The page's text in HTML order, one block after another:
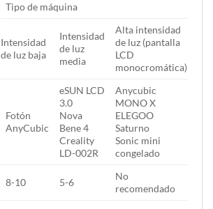
Tipo de máquina
Intensidad
de luz baja
Intensidad
de luz
media
Alta intensidad
de luz (pantalla
LCD
monocromática)
Fotón
AnyCubic
eSUN LCD
3.0
Nova
Bene 4
Creality
LD-002R
Anycubic
MONO X
ELEGOO
Saturno
Sonic mini
congelado
8-10 5-6
No
recomendado